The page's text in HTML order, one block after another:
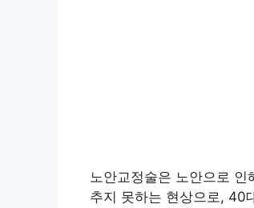
노안교정술은 노안으로
추지 못하는 현상으로, 40